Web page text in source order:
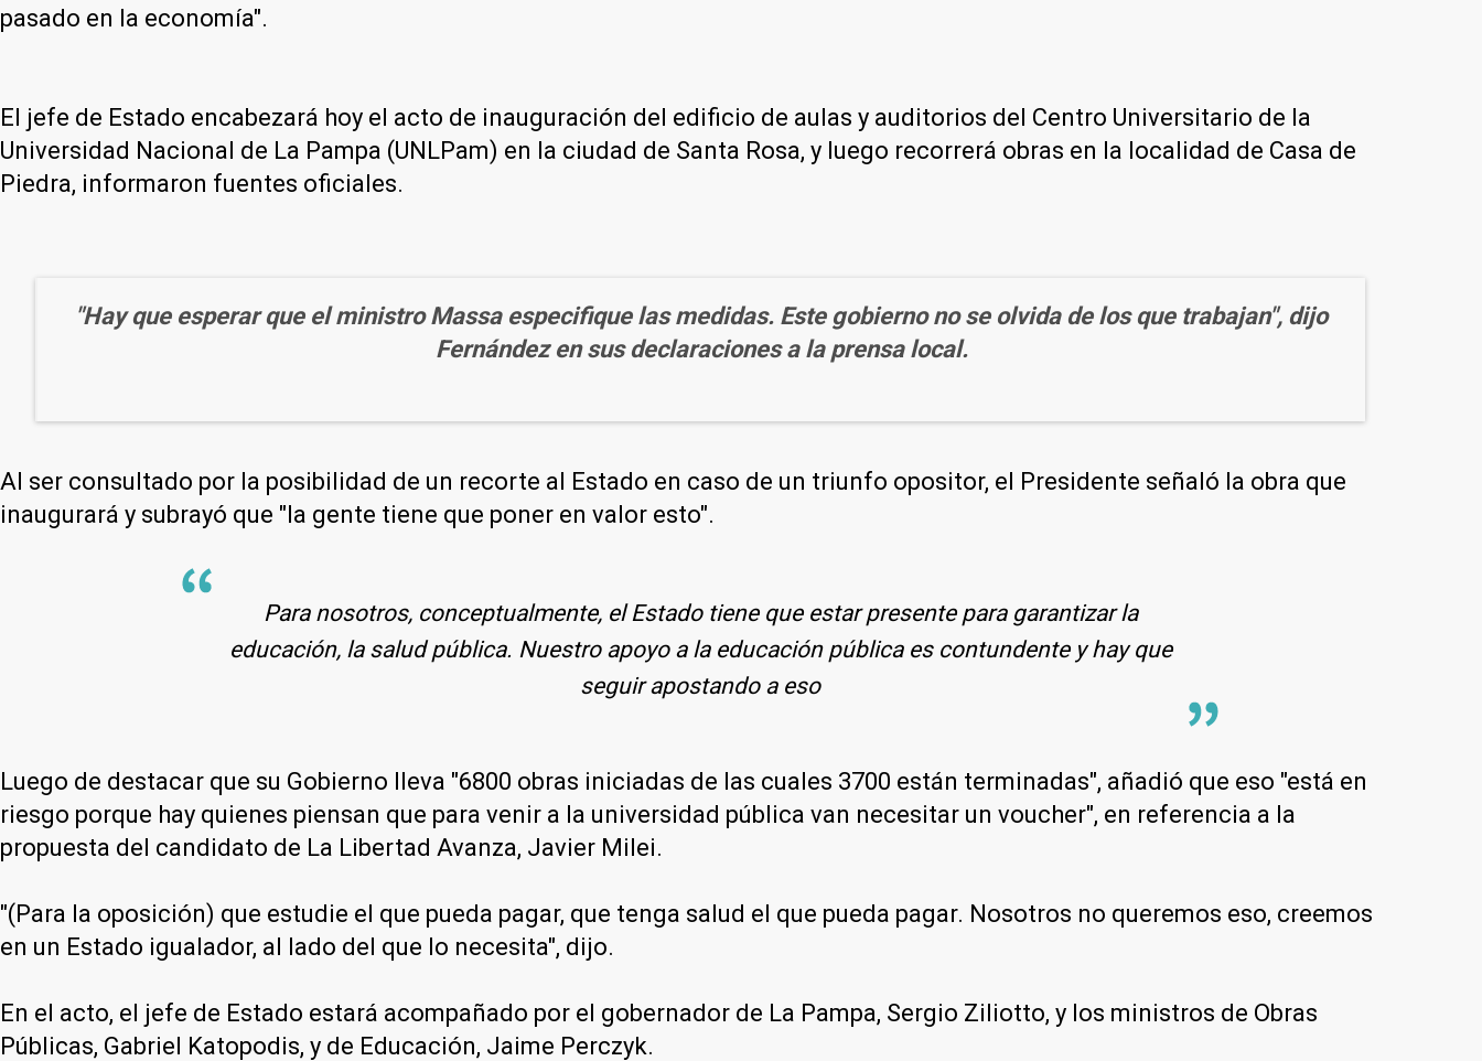
pasado en la economía".
El jefe de Estado encabezará hoy el acto de inauguración del edificio de aulas y auditorios del Centro Universitario de la
Universidad Nacional de La Pampa (UNLPam) en la ciudad de Santa Rosa, y luego recorrerá obras en la localidad de Casa de
Piedra, informaron fuentes oficiales.
"Hay que esperar que el ministro Massa especifique las medidas. Este gobierno no se olvida de los que trabajan", dijo
Fernández en sus declaraciones a la prensa local.
Al ser consultado por la posibilidad de un recorte al Estado en caso de un triunfo opositor, el Presidente señaló la obra que
inaugurará y subrayó que "la gente tiene que poner en valor esto".
Para nosotros, conceptualmente, el Estado tiene que estar presente para garantizar la
educación, la salud pública. Nuestro apoyo a la educación pública es contundente y hay que
seguir apostando a eso
Luego de destacar que su Gobierno lleva "6800 obras iniciadas de las cuales 3700 están terminadas", añadió que eso "está en
riesgo porque hay quienes piensan que para venir a la universidad pública van necesitar un voucher", en referencia a la
propuesta del candidato de La Libertad Avanza, Javier Milei.
"(Para la oposición) que estudie el que pueda pagar, que tenga salud el que pueda pagar. Nosotros no queremos eso, creemos
en un Estado igualador, al lado del que lo necesita", dijo.
En el acto, el jefe de Estado estará acompañado por el gobernador de La Pampa, Sergio Ziliotto, y los ministros de Obras
Públicas, Gabriel Katopodis, y de Educación, Jaime Perczyk.